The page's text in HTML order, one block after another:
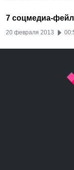
7 соцмедиа-
20 февраля 2013